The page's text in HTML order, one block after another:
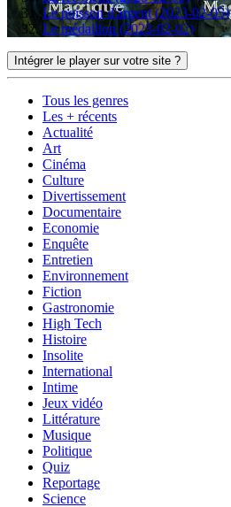
Le poisson d'argent (2023-02-05)
Le médaillon (2023-02-02)
Intégrer le player sur votre site ?
Tous les genres
Les + récents
Actualité
Art
Cinéma
Culture
Divertissement
Documentaire
Economie
Enquête
Entretien
Environnement
Fiction
Gastronomie
High Tech
Histoire
Insolite
International
Intime
Jeux vidéo
Littérature
Musique
Politique
Quiz
Reportage
Science